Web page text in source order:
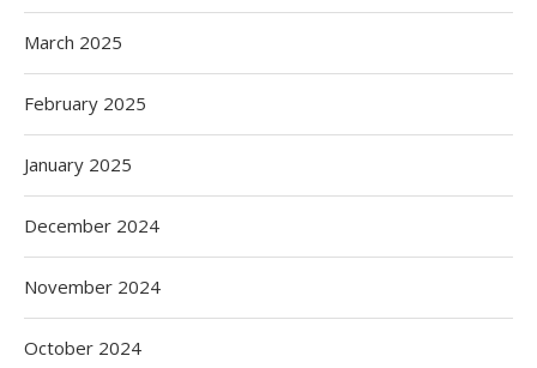
March 2025
February 2025
January 2025
December 2024
November 2024
October 2024